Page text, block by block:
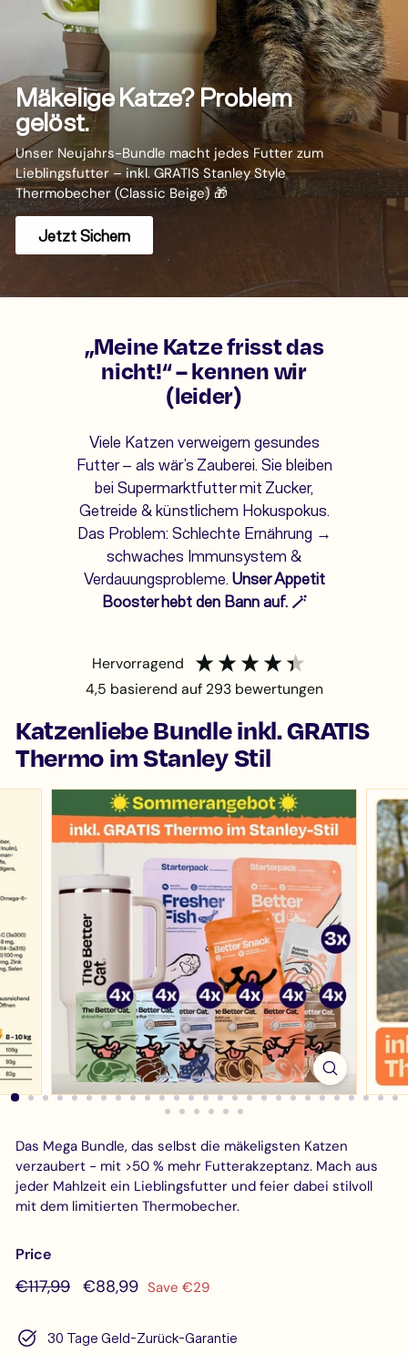
Mäkelige Katze? Problem
gelöst.
Unser Neujahrs-Bundle macht jedes Futter zum
Lieblingsfutter – inkl. GRATIS Stanley Style
Thermobecher (Classic Beige) 🎁
Jetzt Sichern
„Meine Katze frisst das
nicht!“ – kennen wir
(leider)
Viele Katzen verweigern gesundes
Futter – als wär’s Zauberei. Sie bleiben
bei Supermarktfutter mit Zucker,
Getreide & künstlichem Hokuspokus.
Das Problem: Schlechte Ernährung →
schwaches Immunsystem &
Verdauungsprobleme. Unser Appetit
Booster hebt den Bann auf. 🪄
hervorragend
4,5 basierend auf 293bewertungen
Katzenliebe Bundle inkl. GRATIS
Thermo im Stanley Stil
Das Mega Bundle, das selbst die mäkeligsten Katzen
verzaubert - mit >50 % mehr Futterakzeptanz. Mach aus
jeder Mahlzeit ein Lieblingsfutter und feier dabei stilvoll
mit dem limitierten Thermobecher.
Price
Regular
€117,99€117,99
Sale
€88,99 €88,99
Save €29
30 Tage Geld-Zurück-Garantie